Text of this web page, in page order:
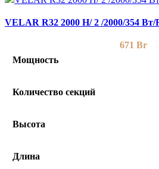
VELAR R32 2000 H/ 2 /2000/354 Вт/
671 Br
Мощность
Количество секций
Высота
Длина